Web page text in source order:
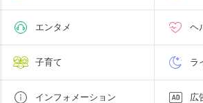
エンタメ ヘ
子育て ラ
インフォメーション 広